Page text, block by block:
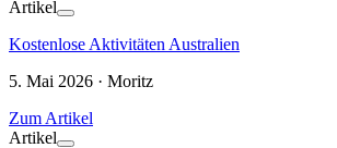
Artikel
Kostenlose Aktivitäten Australien
5. Mai 2026 · Moritz
Zum Artikel
Artikel